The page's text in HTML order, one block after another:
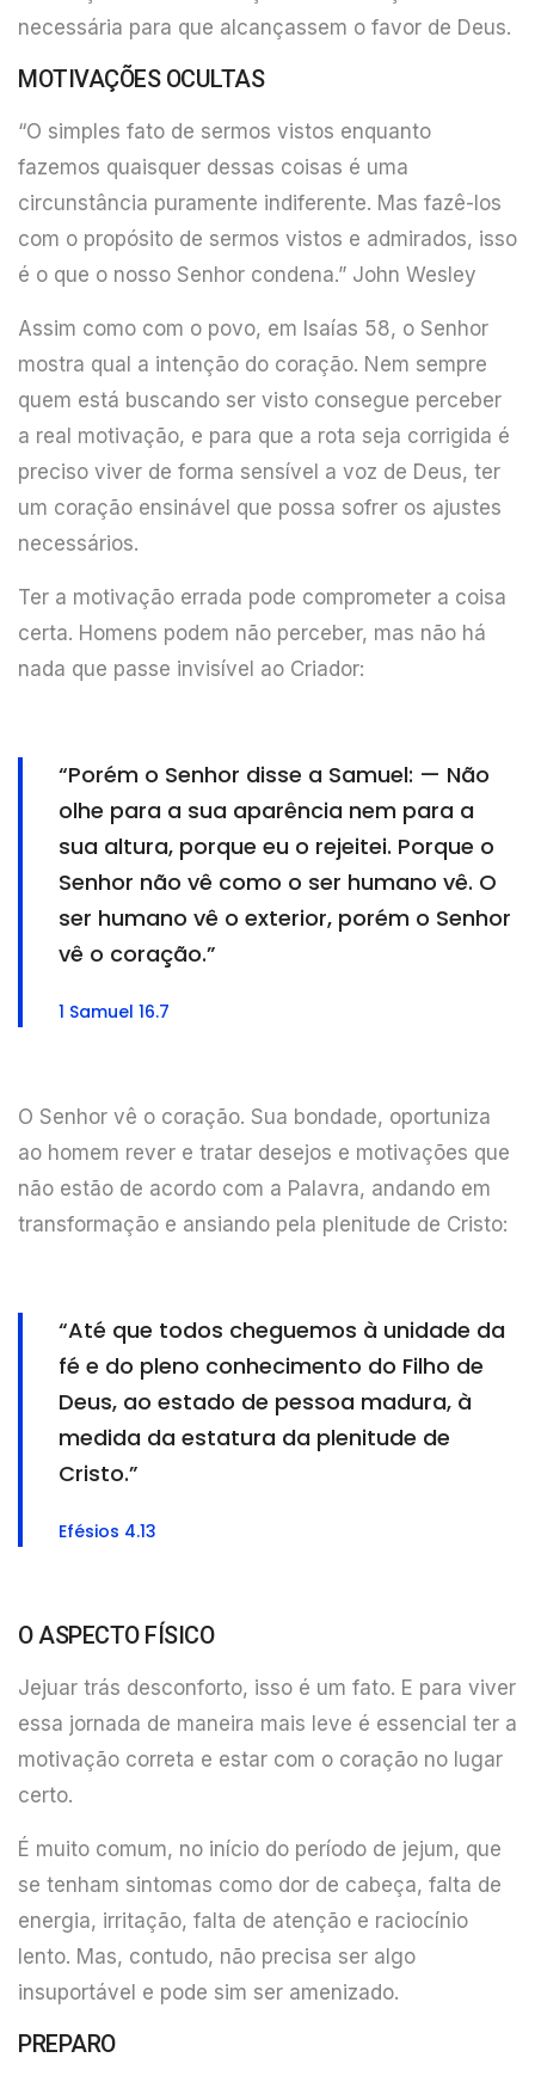
necessária para que alcançassem o favor de Deus.
MOTIVAÇÕES OCULTAS
“O simples fato de sermos vistos enquanto
fazemos quaisquer dessas coisas é uma
circunstância puramente indiferente. Mas fazê-los
com o propósito de sermos vistos e admirados, isso
é o que o nosso Senhor condena.” John Wesley
Assim como com o povo, em Isaías 58, o Senhor
mostra qual a intenção do coração. Nem sempre
quem está buscando ser visto consegue perceber
a real motivação, e para que a rota seja corrigida é
preciso viver de forma sensível a voz de Deus, ter
um coração ensinável que possa sofrer os ajustes
necessários.
Ter a motivação errada pode comprometer a coisa
certa. Homens podem não perceber, mas não há
nada que passe invisível ao Criador:
“Porém o Senhor disse a Samuel: — Não
olhe para a sua aparência nem para a
sua altura, porque eu o rejeitei. Porque o
Senhor não vê como o ser humano vê. O
ser humano vê o exterior, porém o Senhor
vê o coração.”
1 Samuel 16.7
O Senhor vê o coração. Sua bondade, oportuniza
ao homem rever e tratar desejos e motivações que
não estão de acordo com a Palavra, andando em
transformação e ansiando pela plenitude de Cristo:
“Até que todos cheguemos à unidade da
fé e do pleno conhecimento do Filho de
Deus, ao estado de pessoa madura, à
medida da estatura da plenitude de
Cristo.”
Efésios 4.13
O ASPECTO FÍSICO
Jejuar trás desconforto, isso é um fato. E para viver
essa jornada de maneira mais leve é essencial ter a
motivação correta e estar com o coração no lugar
certo.
É muito comum, no início do período de jejum, que
se tenham sintomas como dor de cabeça, falta de
energia, irritação, falta de atenção e raciocínio
lento. Mas, contudo, não precisa ser algo
insuportável e pode sim ser amenizado.
PREPARO